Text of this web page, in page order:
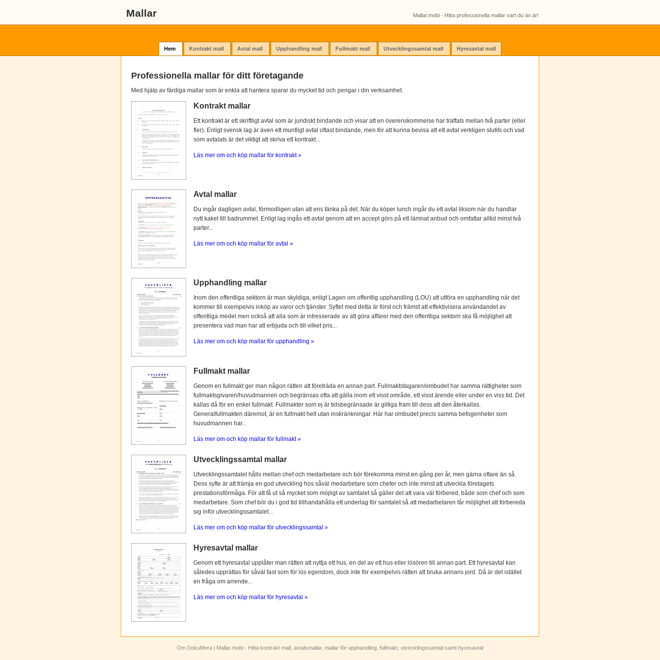
Mallar Mallar.mobi - Hitta professionella mallar vart du än är!
Hem Kontrakt mall Avtal mall Upphandling mall Fullmakt mall Utvecklingssamtal mall Hyresavtal mall
Professionella mallar för ditt företagande
Med hjälp av färdiga mallar som är enkla att hantera sparar du mycket tid och pengar i din verksamhet.
Kontrakt mallar
Ett kontrakt är ett skriftligt avtal som är juridiskt bindande och visar att en överenskommelse har träffats mellan två parter (eller
fler). Enligt svensk lag är även ett muntligt avtal oftast bindande, men för att kunna bevisa att ett avtal verkligen slutits och vad
som avtalats är det viktigt att skriva ett kontrakt...
Läs mer om och köp mallar för kontrakt »
Avtal mallar
Du ingår dagligen avtal, förmodligen utan att ens tänka på det. När du köper lunch ingår du ett avtal liksom när du handlar
nytt kakel till badrummet. Enligt lag ingås ett avtal genom att en accept görs på ett lämnat anbud och omfattar alltid minst två
parter...
Läs mer om och köp mallar för avtal »
Upphandling mallar
Inom den offentliga sektorn är man skyldiga, enligt Lagen om offentlig upphandling (LOU) att utföra en upphandling när det
kommer till exempelvis inköp av varor och tjänster. Syftet med detta är först och främst att effektivisera användandet av
offentliga medel men också att alla som är intresserade av att göra affärer med den offentliga sektorn ska få möjlighet att
presentera vad man har att erbjuda och till vilket pris...
Läs mer om och köp mallar för upphandling »
Fullmakt mallar
Genom en fullmakt ger man någon rätten att företräda en annan part. Fullmaktstagaren/ombudet har samma rättigheter som
fullmaktsgivaren/huvudmannen och begränsas ofta att gälla inom ett visst område, ett visst ärende eller under en viss tid. Det
kallas då för en enkel fullmakt. Fullmakter som ej är tidsbegränsade är giltiga fram till dess att den återkallas.
Generalfullmakten däremot, är en fullmakt helt utan inskränkningar. Här har ombudet precis samma befogenheter som
huvudmannen har...
Läs mer om och köp mallar för fullmakt »
Utvecklingssamtal mallar
Utvecklingssamtalet hålls mellan chef och medarbetare och bör förekomma minst en gång per år, men gärna oftare än så.
Dess syfte är att främja en god utveckling hos såväl medarbetare som chefer och inte minst att utveckla företagets
prestationsförmåga. För att få ut så mycket som möjligt av samtalet så gäller det att vara väl förbered, både som chef och som
medarbetare. Som chef bör du i god tid tillhandahålla ett underlag för samtalet så att medarbetaren får möjlighet att förbereda
sig inför utvecklingssamtalet...
Läs mer om och köp mallar för utvecklingssamtal »
Hyresavtal mallar
Genom ett hyresavtal upplåter man rätten att nyttja ett hus, en del av ett hus eller lösören till annan part. Ett hyresavtal kan
således upprättas för såväl fast som för lös egendom, dock inte för exempelvis rätten att bruka annans jord. Då är det istället
en fråga om arrende...
Läs mer om och köp mallar för hyresavtal »
Om DokuMera | Mallar.mobi - Hitta kontrakt mall, avtalsmallar, mallar för upphandling, fullmakt, utvecklingssamtal samt hyresavtal